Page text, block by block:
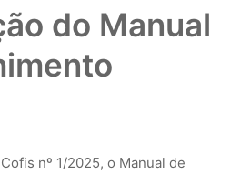
do Manual
nº 1/2025, o Manual de